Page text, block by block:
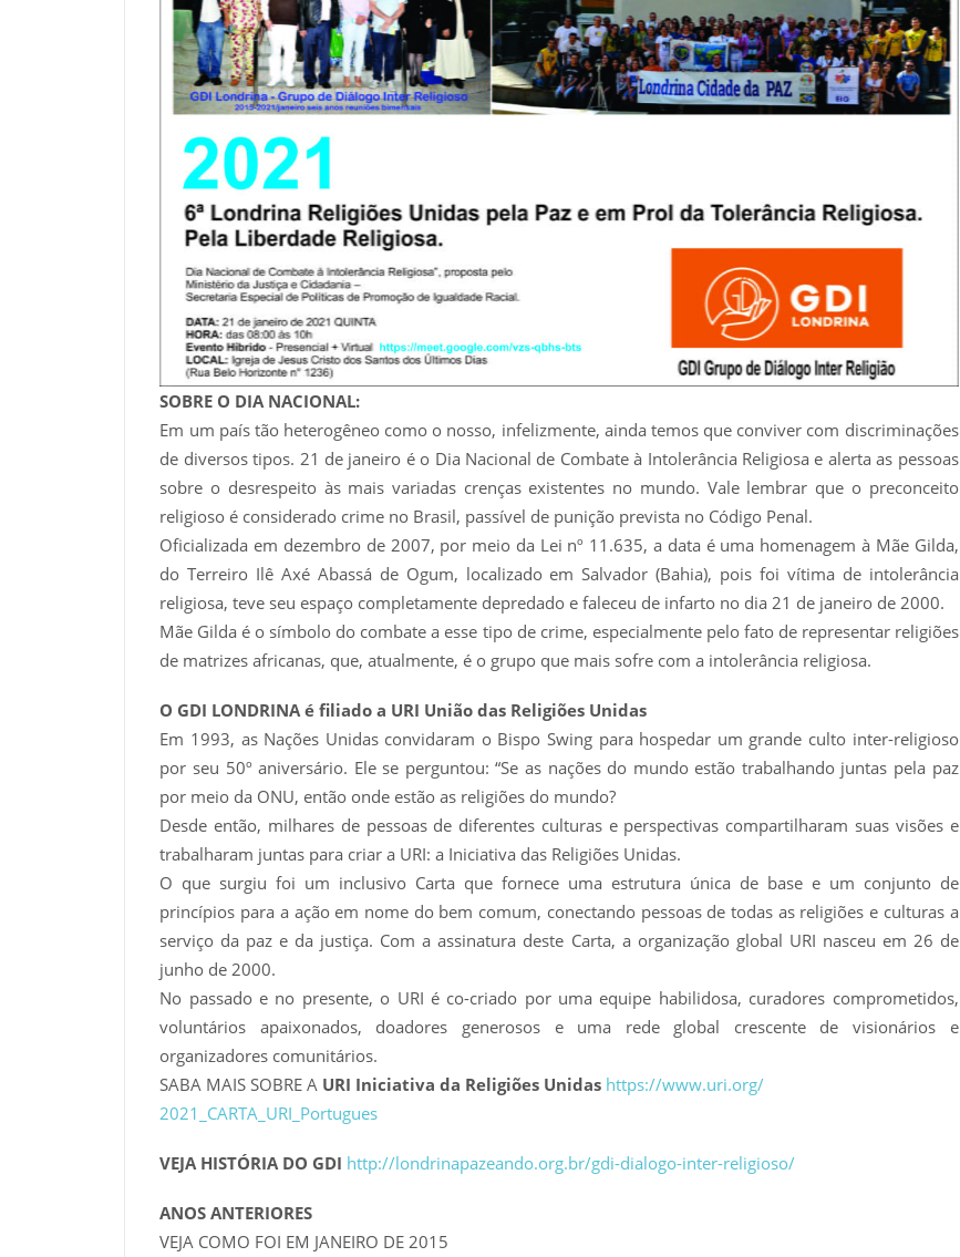
SOBRE O DIA NACIONAL:
Em um país tão heterogêneo como o nosso, infelizmente, ainda temos que conviver com discriminações
de diversos tipos. 21 de janeiro é o Dia Nacional de Combate à Intolerância Religiosa e alerta as pessoas
sobre o desrespeito às mais variadas crenças existentes no mundo. Vale lembrar que o preconceito
religioso é considerado crime no Brasil, passível de punição prevista no Código Penal.
Oficializada em dezembro de 2007, por meio da Lei nº 11.635, a data é uma homenagem à Mãe Gilda,
do Terreiro Ilê Axé Abassá de Ogum, localizado em Salvador (Bahia), pois foi vítima de intolerância
religiosa, teve seu espaço completamente depredado e faleceu de infarto no dia 21 de janeiro de 2000.
Mãe Gilda é o símbolo do combate a esse tipo de crime, especialmente pelo fato de representar religiões
de matrizes africanas, que, atualmente, é o grupo que mais sofre com a intolerância religiosa.
O GDI LONDRINA é filiado a URI União das Religiões Unidas
Em 1993, as Nações Unidas convidaram o Bispo Swing para hospedar um grande culto inter-religioso
por seu 50º aniversário. Ele se perguntou: “Se as nações do mundo estão trabalhando juntas pela paz
por meio da ONU, então onde estão as religiões do mundo?
Desde então, milhares de pessoas de diferentes culturas e perspectivas compartilharam suas visões e
trabalharam juntas para criar a URI: a Iniciativa das Religiões Unidas.
O que surgiu foi um inclusivo Carta que fornece uma estrutura única de base e um conjunto de
princípios para a ação em nome do bem comum, conectando pessoas de todas as religiões e culturas a
serviço da paz e da justiça. Com a assinatura deste Carta, a organização global URI nasceu em 26 de
junho de 2000.
No passado e no presente, o URI é co-criado por uma equipe habilidosa, curadores comprometidos,
voluntários apaixonados, doadores generosos e uma rede global crescente de visionários e
organizadores comunitários.
SABA MAIS SOBRE A URI Iniciativa da Religiões Unidas https://www.uri.org/
2021_CARTA_URI_Portugues
VEJA HISTÓRIA DO GDI http://londrinapazeando.org.br/gdi-dialogo-inter-religioso/
ANOS ANTERIORES
VEJA COMO FOI EM JANEIRO DE 2015